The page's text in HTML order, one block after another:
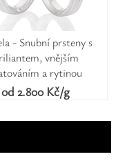
- Snubní prsteny s
vnějším
a rytinou
od 2.800 Kč/g